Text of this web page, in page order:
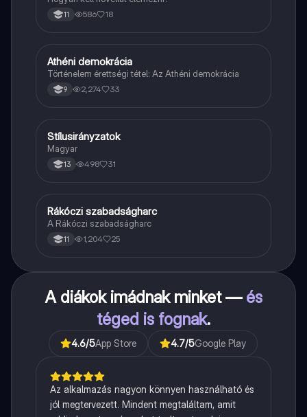
11 586 18
Töri
Athéni demokrácia
Történelem érettségi tétel: Az Athéni demokrácia
9 2,274 33
Magyar
Stílusirányzatok
Magyar
13 498 31
Töri
Rákóczi szabadságharc
A Rákóczi szabadságharc
11 1,204 25
A diákok imádnak minket — és
téged is fognak.
4.6/5App Store 4.7/5Google Play
Az alkalmazás nagyon könnyen használható és
jól megtervezett. Mindent megtaláltam, amit